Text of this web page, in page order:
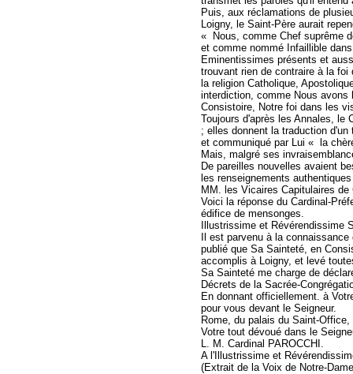
Puis, aux réclamations de
Loigny, le Saint-Père aurait
« Nous, comme Chef suprême
et comme nommé Infaillible
Eminentissimes présents et
trouvant rien de contraire à la
la religion Catholique,
interdiction, comme Nous avons
Consistoire, Notre foi dans les
Toujours d'après les Annales, le
; elles donnent la traduction
et communiqué par Lui « la
Mais, malgré ses
De pareilles nouvelles avaient
les renseignements
MM. les Vicaires Capitulaires
Voici la réponse du Cardinal-
édifice de mensonges.
Illustrissime et Révérendissime
Il est parvenu à la
publié que Sa Sainteté, en
accomplis à Loigny, et levé
Sa Sainteté me charge de
Décrets de la Sacrée-
En donnant officiellement. à
pour vous devant le Seigneur.
Rome, du palais du Saint-
Votre tout dévoué dans le
L. M. Cardinal PAROCCHI.
A l'Illustrissime et
(Extrait de la Voix de Notre-